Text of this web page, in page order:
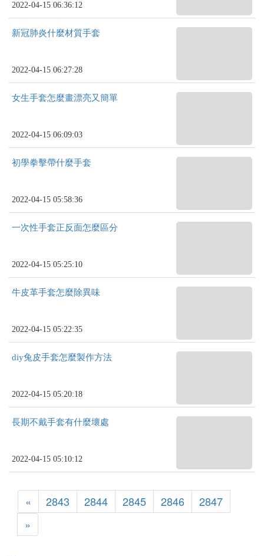
2022-04-15 06:36:12
新冠肺炎什麼材質手套
2022-04-15 06:27:28
女生手套怎麼畫漂亮又簡單
2022-04-15 06:09:03
初學拳擊帶什麼手套
2022-04-15 05:58:36
一次性手套正反面怎麼區分
2022-04-15 05:25:10
牛皮革手套怎麼除異味
2022-04-15 05:22:35
diy兔皮手套怎麼製作方法
2022-04-15 05:20:18
長期不戴手套有什麼壞處
2022-04-15 05:10:12
« 2843 2844 2845 2846
2847
»